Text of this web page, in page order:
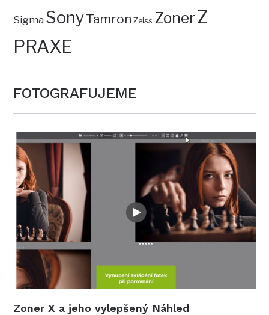
Sigma SonyTamron Zeiss ZonerZ
PRAXE
FOTOGRAFUJEME
Zoner X a jeho vylepšený Náhled